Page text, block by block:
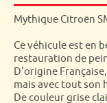
Mythique Citroën
Ce véhicule est en
restauration de
D'origine
mais avec tout
De couleur grise